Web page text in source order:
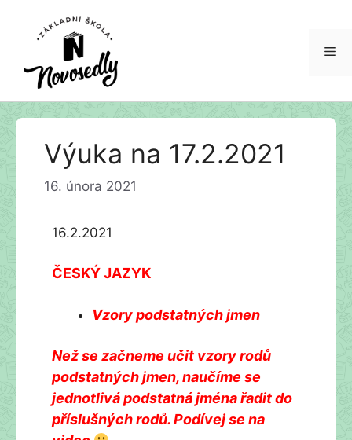
Přeskočit
Výuka na 17.2.2021
16. února 2021
16.2.2021
ČESKÝ JAZYK
Vzory podstatných jmen
Než se začneme učit vzory rodů
podstatných jmen, naučíme se
jednotlivá podstatná jména řadit do
příslušných rodů. Podívej se na